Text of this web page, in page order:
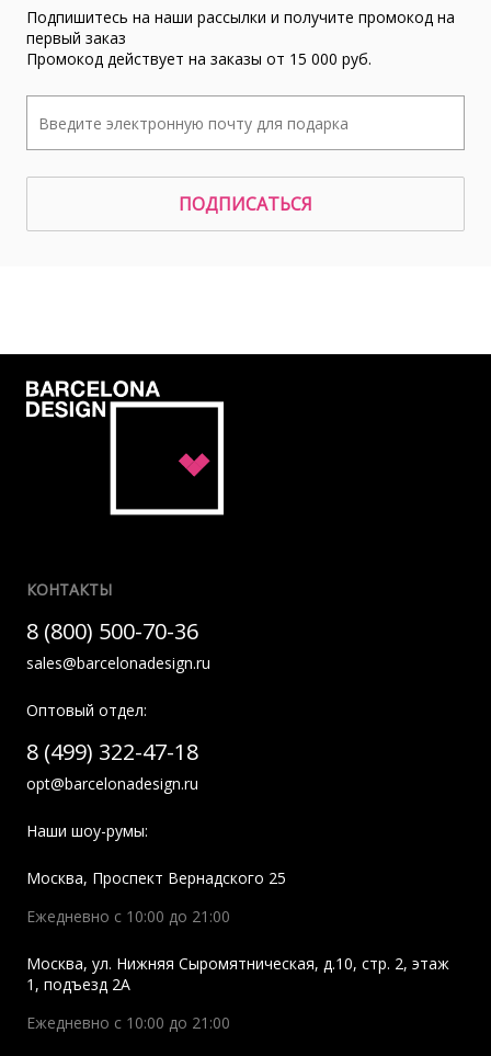
Подпишитесь на наши рассылки и получите промокод на
первый заказ
Промокод действует на заказы от 15 000 руб.
ПОДПИСАТЬСЯ
КОНТАКТЫ
8 (800) 500-70-36
sales@barcelonadesign.ru
Оптовый отдел:
8 (499) 322-47-18
opt@barcelonadesign.ru
Наши шоу-румы:
Москва, Проспект Вернадского 25
Ежедневно с 10:00 до 21:00
Москва, ул. Нижняя Сыромятническая, д.10, стр. 2, этаж
1, подъезд 2A
Ежедневно с 10:00 до 21:00